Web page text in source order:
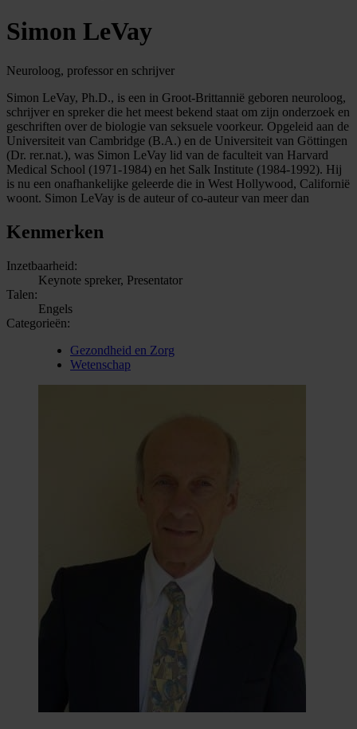
Simon LeVay
Neuroloog, professor en schrijver
Simon LeVay, Ph.D., is een in Groot-Brittannië geboren neuroloog,
schrijver en spreker die het meest bekend staat om zijn onderzoek en
geschriften over de biologie van seksuele voorkeur. Opgeleid aan de
Universiteit van Cambridge (B.A.) en de Universiteit van Göttingen
(Dr. rer.nat.), was Simon LeVay lid van de faculteit van Harvard
Medical School (1971-1984) en het Salk Institute (1984-1992). Hij
is nu een onafhankelijke geleerde die in West Hollywood, Californië
woont. Simon LeVay is de auteur of co-auteur van meer dan
Kenmerken
Inzetbaarheid:
Keynote spreker, Presentator
Talen:
Engels
Categorieën:
Gezondheid en Zorg
Wetenschap